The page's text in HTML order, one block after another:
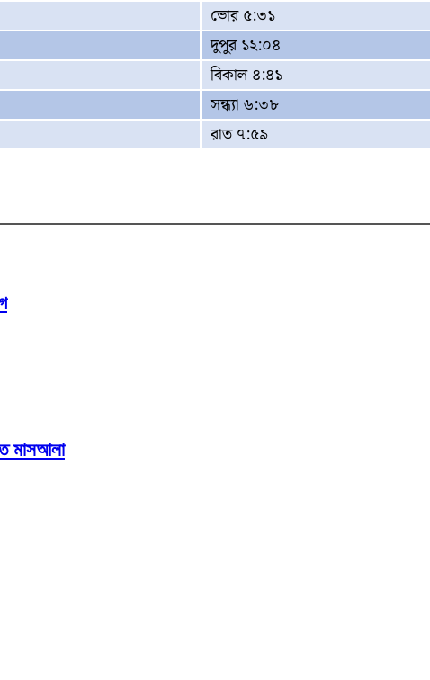
ভোর ৫:৩১
দুপুর ১২:০৪
বিকাল ৪:৪১
সন্ধ্যা ৬:৩৮
রাত ৭:৫৯
মাসআলা